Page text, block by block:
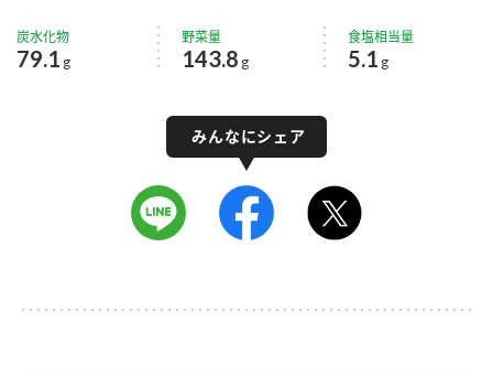
炭水化物
79.1 g
野菜量
143.8 g
食塩相当量
5.1 g